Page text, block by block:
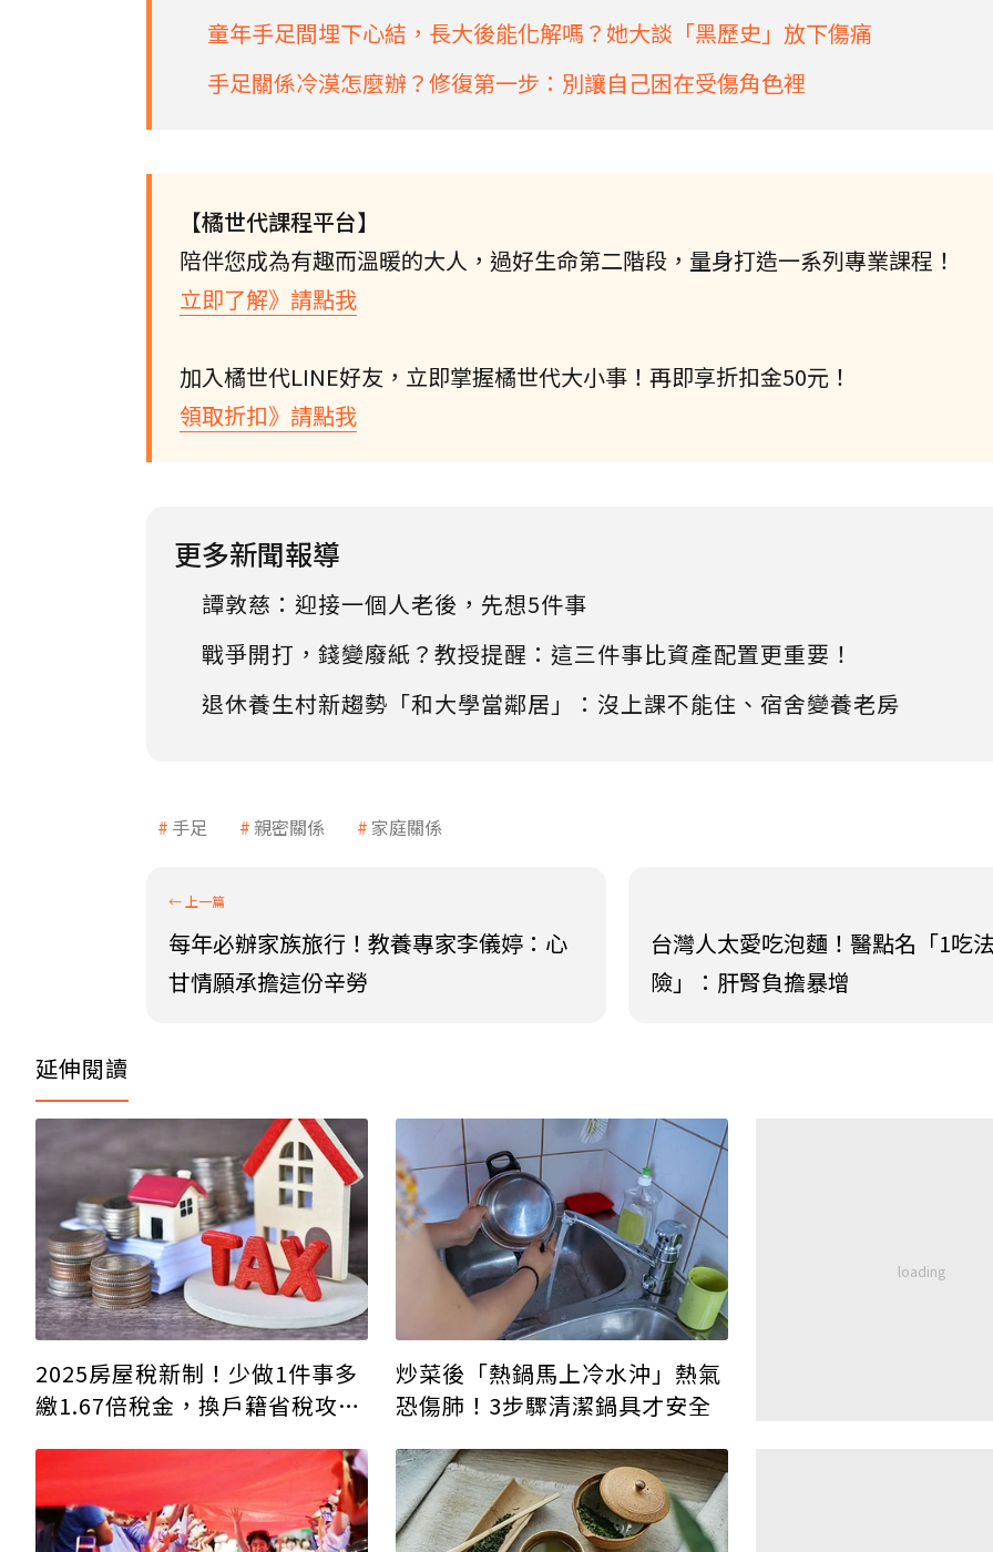
童年手足間埋下心結，長大後能化解嗎？她大談「黑歷史」放下傷痛
手足關係冷漠怎麼辦？修復第一步：別讓自己困在受傷角色裡
【橘世代課程平台】
陪伴您成為有趣而溫暖的大人，過好生命第二階段，量身打造一系列專業課程！
立即了解》請點我
加入橘世代LINE好友，立即掌握橘世代大小事！再即享折扣金50元！
領取折扣》請點我
更多新聞報導
譚敦慈：迎接一個人老後，先想5件事
戰爭開打，錢變廢紙？教授提醒：這三件事比資產配置更重要！
退休養生村新趨勢「和大學當鄰居」：沒上課不能住、宿舍變養老房
手足 親密關係 家庭關係
每年必辦家族旅行！教養專家李儀婷：心
甘情願承擔這份辛勞
台灣人太愛吃泡麵！醫點名「1吃
險」：肝腎負擔暴增
延伸閱讀
2025房屋稅新制！少做1件事多
繳1.67倍稅金，換戶籍省稅攻略
炒菜後「熱鍋馬上冷水沖」熱氣
恐傷肺！3步驟清潔鍋具才安全